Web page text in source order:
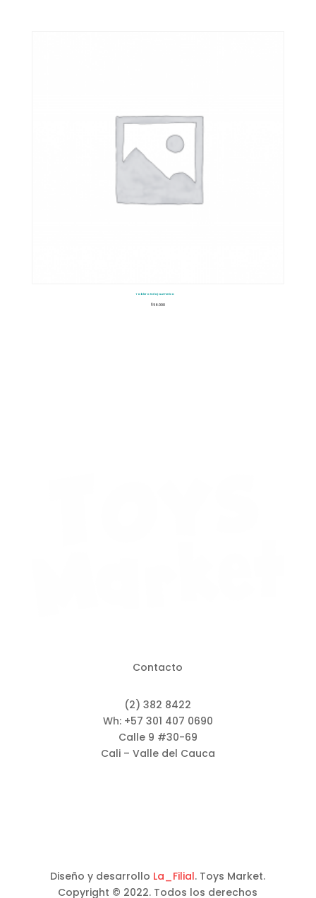
Tablero Reloj Numerico
$56.000
Contacto
(2) 382 8422
Wh: +57 301 407 0690
Calle 9 #30-69
Cali – Valle del Cauca
Diseño y desarrollo La_Filial. Toys Market.
Copyright © 2022. Todos los derechos